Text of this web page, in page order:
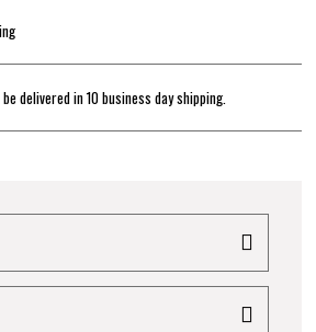
delivered in 10 business day shipping.